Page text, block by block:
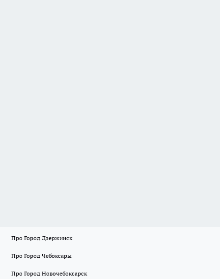
Про Город Дзержинск
Про Город Чебоксары
Про Город Новочебоксарск